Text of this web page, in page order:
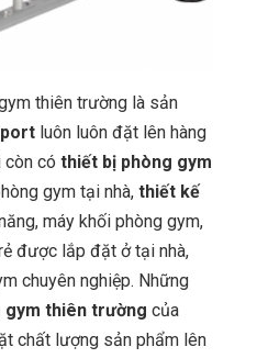
thiên trường là sản
luôn luôn đặt lên hàng
còn có thiết bị phòng gym
gym tại nhà, thiết kế
máy khối phòng gym,
được lắp đặt ở tại nhà,
chuyên nghiệp. Những
gym thiên trường của
chất lượng sản phẩm lên